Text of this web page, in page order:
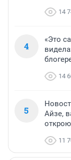
14
4
«Это
14
5
Айзе,
11